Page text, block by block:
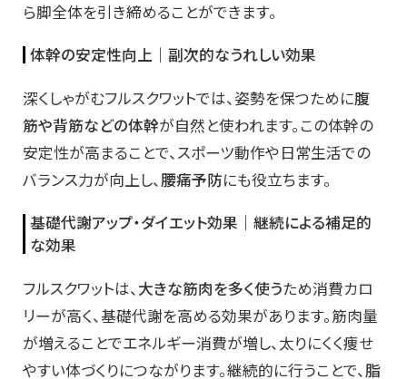
ら脚全体を引き締めることができます。
体幹の安定性向上｜副次的なうれしい効果
深くしゃがむフルスクワットでは、姿勢を保つために腹
筋や背筋などの体幹が自然と使われます。この体幹の
安定性が高まることで、スポーツ動作や日常生活での
バランス力が向上し、腰痛予防にも役立ちます。
基礎代謝アップ・ダイエット効果｜継続による補足的
な効果
フルスクワットは、大きな筋肉を多く使うため消費カロ
リーが高く、基礎代謝を高める効果があります。筋肉量
が増えることでエネルギー消費が増し、太りにくく痩せ
やすい体づくりにつながります。継続的に行うことで、脂